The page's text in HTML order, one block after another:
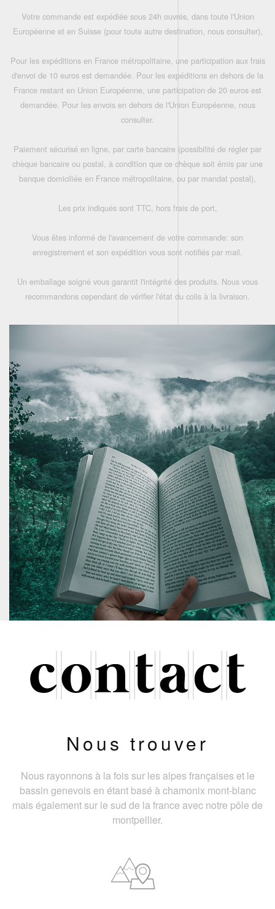
Votre commande est expédiée sous 24h ouvrés, dans toute l'Union
Européenne et en Suisse (pour toute autre destination, nous consulter),
Pour les expéditions en France métropolitaine, une participation aux frais
d'envoi de 10 euros est demandée. Pour les expéditions en dehors de la
France restant en Union Européenne, une participation de 20 euros est
demandée. Pour les envois en dehors de l'Union Européenne, nous
consulter.
Paiement sécurisé en ligne, par carte bancaire (possibilité de régler par
chèque bancaire ou postal, à condition que ce chèque soit émis par une
banque domiciliée en France métropolitaine, ou par mandat postal),
Les prix indiqués sont TTC, hors frais de port,
Vous êtes informé de l'avancement de votre commande: son
enregistrement et son expédition vous sont notifiés par mail.
Un emballage soigné vous garantit l'intégrité des produits. Nous vous
recommandons cependant de vérifier l'état du colis à la livraison.
Nous trouver
Nous rayonnons à la fois sur les alpes françaises et le
bassin genevois en étant basé à chamonix mont-blanc
mais également sur le sud de la france avec notre pôle de
montpellier.